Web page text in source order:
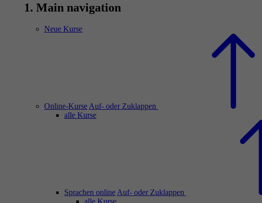
1. Main navigation
Neue Kurse
Online-Kurse Auf- oder Zuklappen
alle Kurse
Sprachen online Auf- oder Zuklappen
alle Kurse